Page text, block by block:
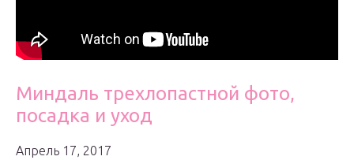
Миндаль трехлопастной фото,
посадка и уход
Апрель 17, 2017